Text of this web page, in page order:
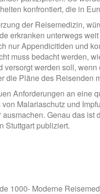
konfrontiert, die in
der Reisemedizin,
erkranken unterwegs
nur Appendicitiden und
muss bedacht werden,
versorgt werden soll,
die Pläne des Reisenden
Anforderungen an eine
Malariaschutz und
ausmachen. Genau das
Stuttgart publiziert.
1000- Moderne